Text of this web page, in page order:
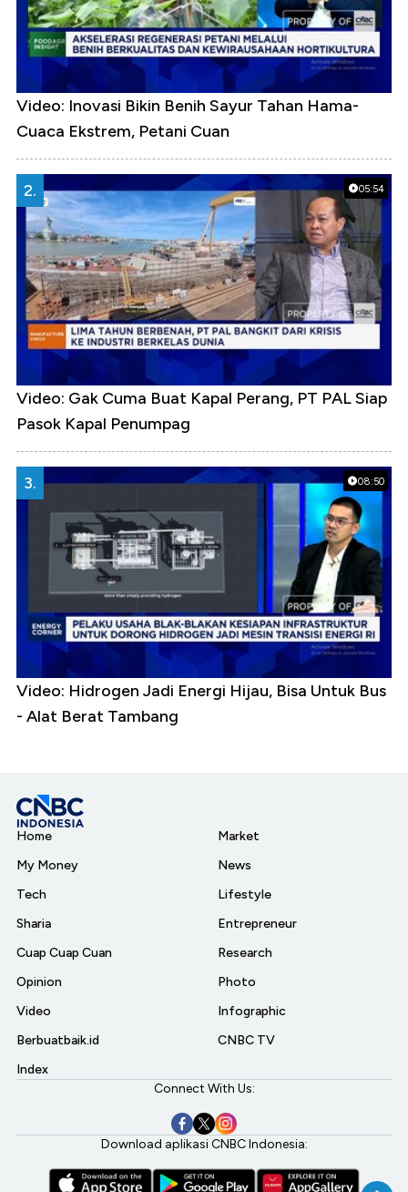
Video: Inovasi Bikin Benih Sayur Tahan Hama-
Cuaca Ekstrem, Petani Cuan
05:54
2.
Video: Gak Cuma Buat Kapal Perang, PT PAL Siap
Pasok Kapal Penumpag
08:50
3.
Video: Hidrogen Jadi Energi Hijau, Bisa Untuk Bus
- Alat Berat Tambang
Home
My Money
Tech
Sharia
Cuap Cuap Cuan
Opinion
Video
Berbuatbaik.id
Index
Market
News
Lifestyle
Entrepreneur
Research
Photo
Infographic
CNBC TV
Connect With Us:
Download aplikasi CNBC Indonesia: